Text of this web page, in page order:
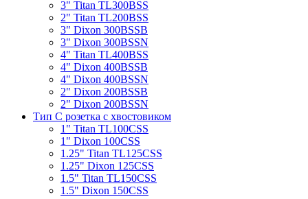
3" Titan TL300BSS
2" Titan TL200BSS
3" Dixon 300BSSB
3" Dixon 300BSSN
4" Titan TL400BSS
4" Dixon 400BSSB
4" Dixon 400BSSN
2" Dixon 200BSSB
2" Dixon 200BSSN
Тип С розетка с хвостовиком
1" Titan TL100CSS
1" Dixon 100CSS
1.25" Titan TL125CSS
1.25" Dixon 125CSS
1.5" Titan TL150CSS
1.5" Dixon 150CSS